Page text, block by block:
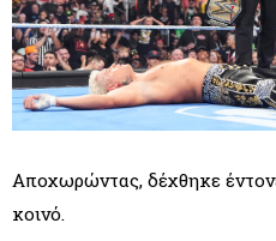
Αποχωρώντας, δέχθηκε
κοινό.